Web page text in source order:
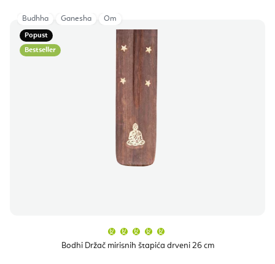
Popust
Bestseller
Bodhi Držač mirisnih štapića drveni 26 cm
proizvoda
je
Budhha Ganesha Om